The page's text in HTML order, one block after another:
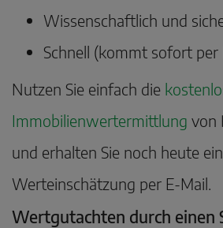
Wissenschaftlich und
Schnell (kommt sofort per
Nutzen Sie einfach die
Immobilienwertermittlung von
und erhalten Sie noch heute
Werteinschätzung per E-Mail.
Wertgutachten durch einen